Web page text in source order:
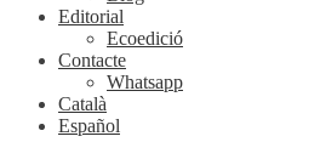
Editorial
Ecoedició
Contacte
Whatsapp
Català
Español